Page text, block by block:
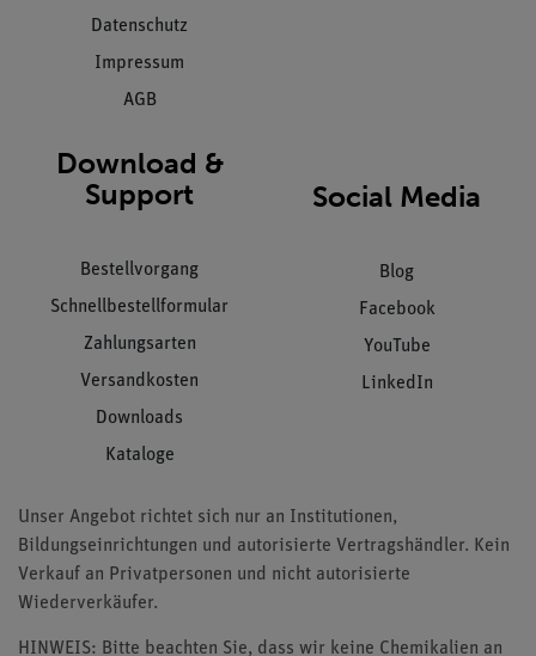
Datenschutz
Impressum
AGB
Download &
Support
Bestellvorgang
Schnellbestellformular
Zahlungsarten
Versandkosten
Downloads
Kataloge
Social Media
Blog
Facebook
YouTube
LinkedIn
Unser Angebot richtet sich nur an Institutionen,
Bildungseinrichtungen und autorisierte Vertragshändler. Kein
Verkauf an Privatpersonen und nicht autorisierte
Wiederverkäufer.
HINWEIS: Bitte beachten Sie, dass wir keine Chemikalien an